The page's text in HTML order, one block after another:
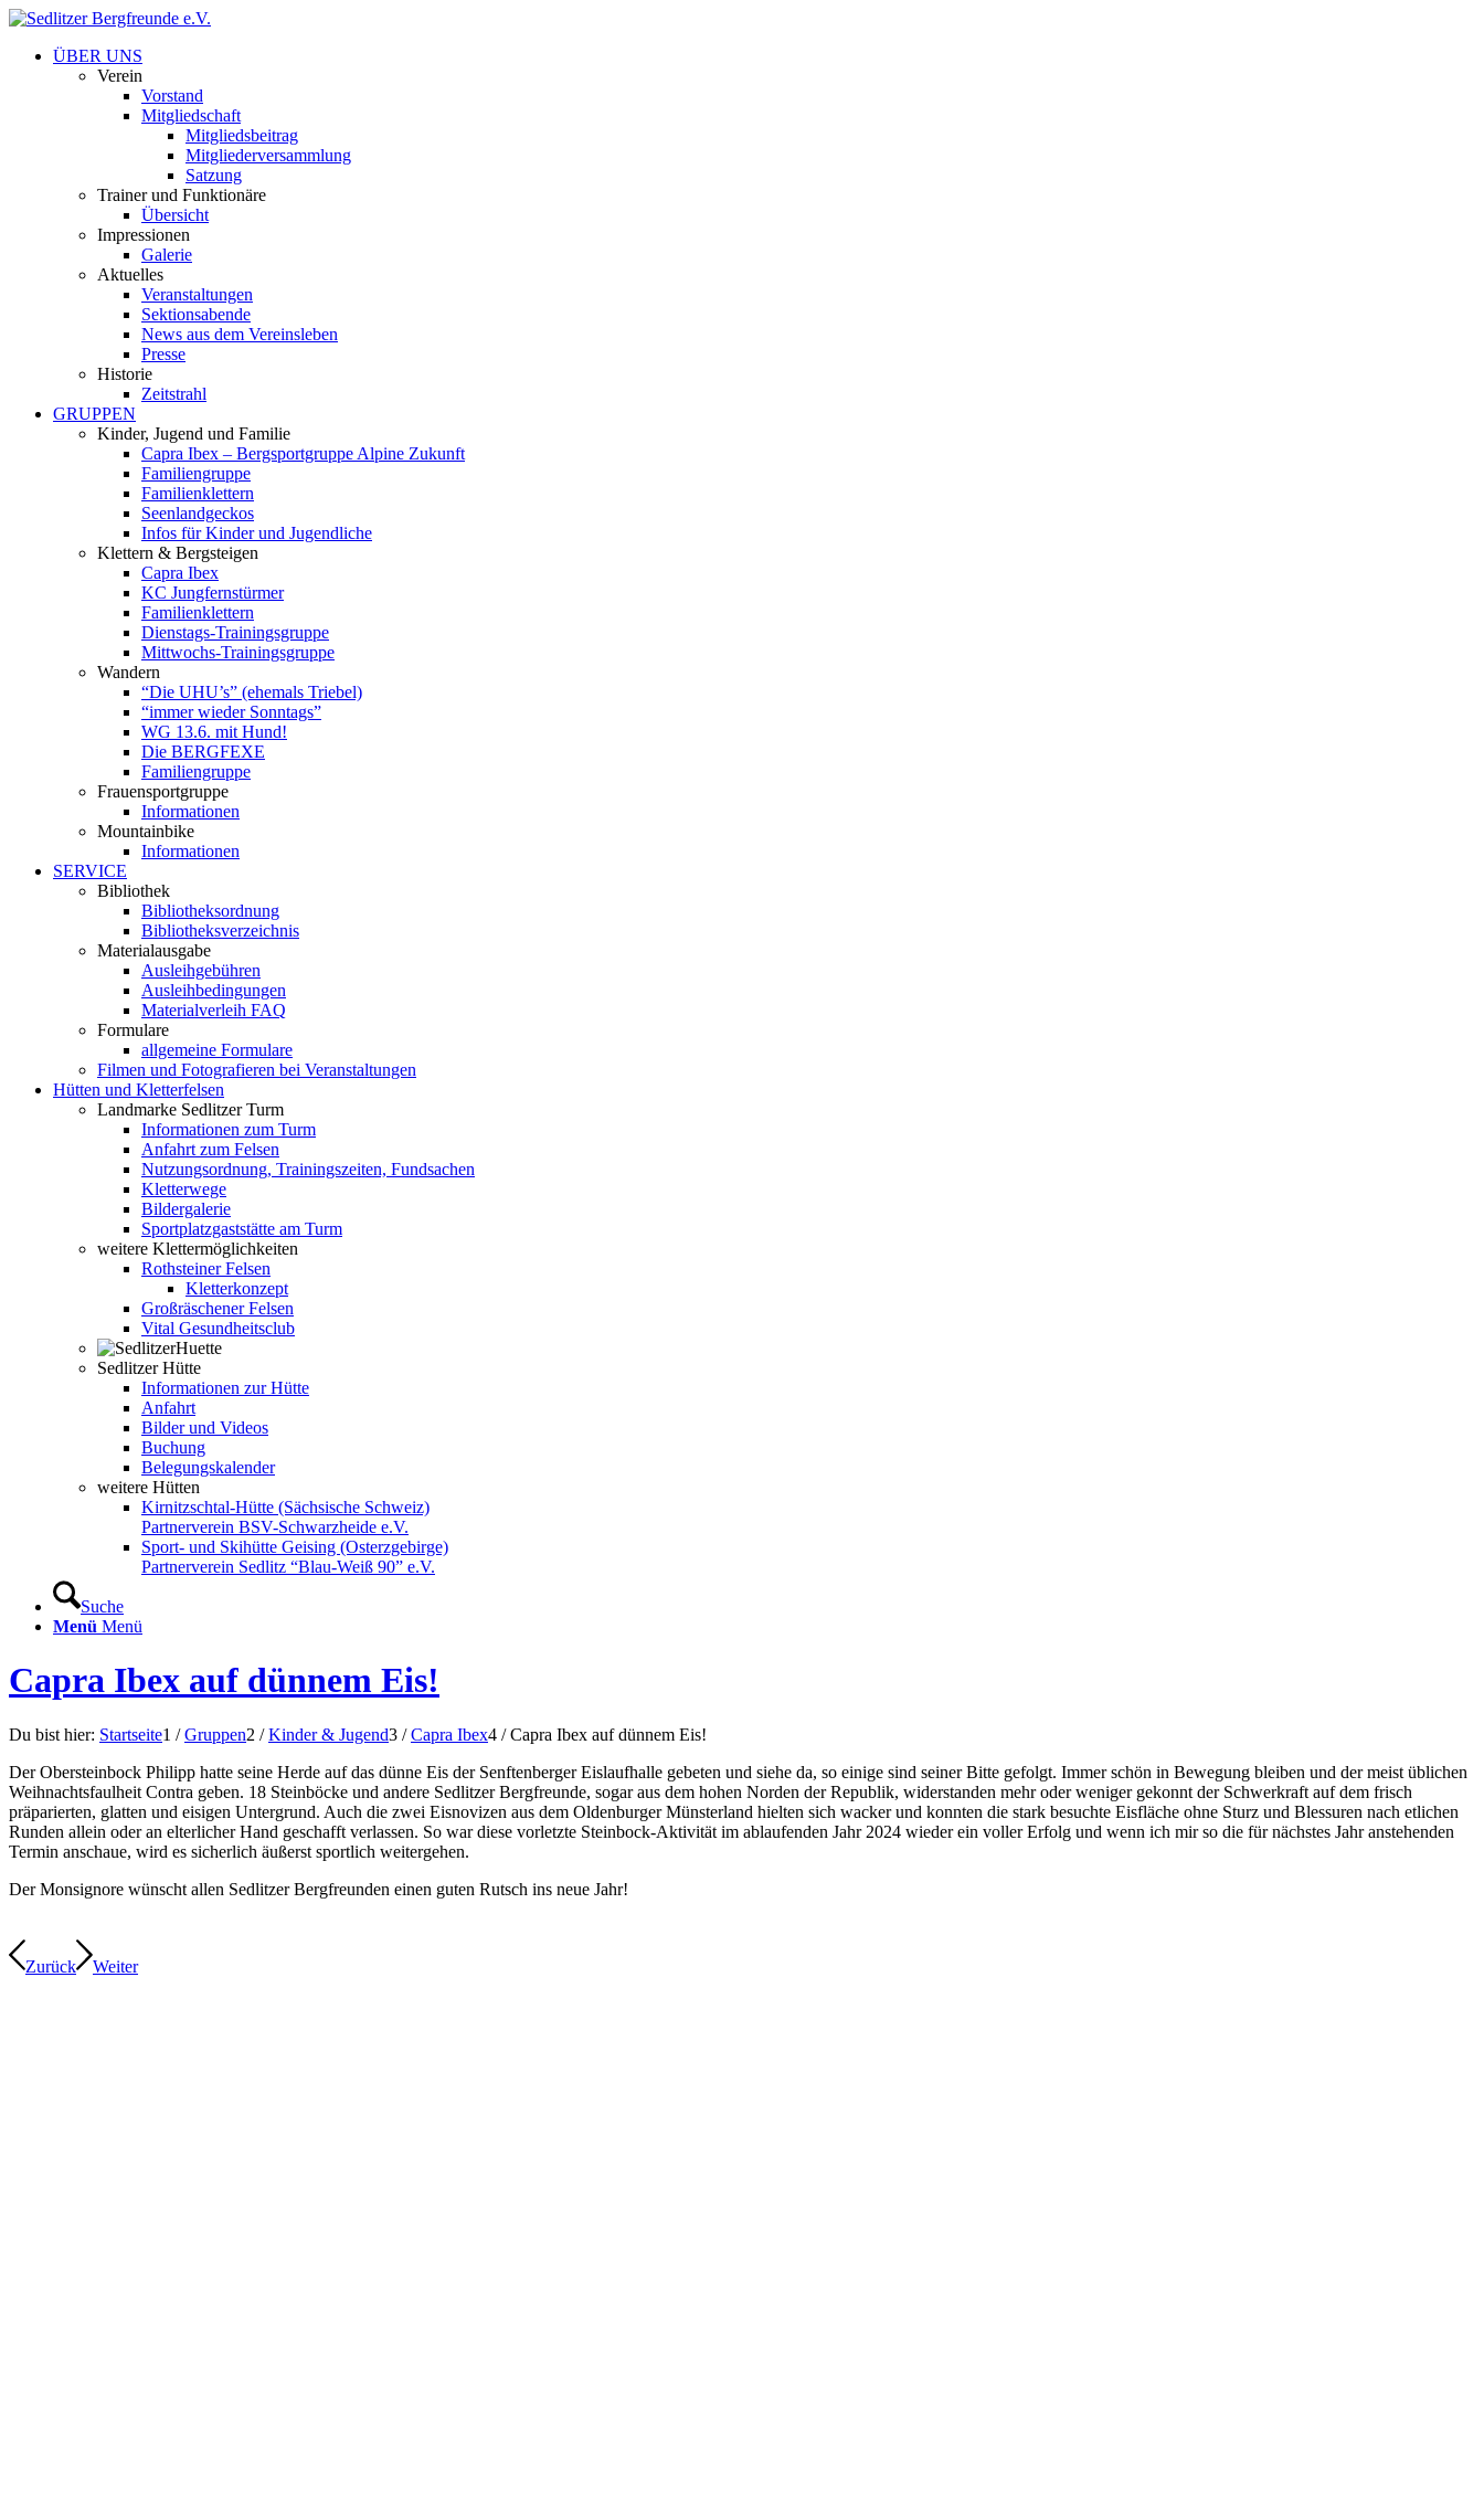
ÜBER UNS
Verein
Vorstand
Mitgliedschaft
Mitgliedsbeitrag
Mitgliederversammlung
Satzung
Trainer und Funktionäre
Übersicht
Impressionen
Galerie
Aktuelles
Veranstaltungen
Sektionsabende
News aus dem Vereinsleben
Presse
Historie
Zeitstrahl
GRUPPEN
Kinder, Jugend und Familie
Capra Ibex – Bergsportgruppe Alpine Zukunft
Familiengruppe
Familienklettern
Seenlandgeckos
Infos für Kinder und Jugendliche
Klettern & Bergsteigen
Capra Ibex
KC Jungfernstürmer
Familienklettern
Dienstags-Trainingsgruppe
Mittwochs-Trainingsgruppe
Wandern
“Die UHU’s” (ehemals Triebel)
“immer wieder Sonntags”
WG 13.6. mit Hund!
Die BERGFEXE
Familiengruppe
Frauensportgruppe
Informationen
Mountainbike
Informationen
SERVICE
Bibliothek
Bibliotheksordnung
Bibliotheksverzeichnis
Materialausgabe
Ausleihgebühren
Ausleihbedingungen
Materialverleih FAQ
Formulare
allgemeine Formulare
Filmen und Fotografieren bei Veranstaltungen
Hütten und Kletterfelsen
Landmarke Sedlitzer Turm
Informationen zum Turm
Anfahrt zum Felsen
Nutzungsordnung, Trainingszeiten, Fundsachen
Kletterwege
Bildergalerie
Sportplatzgaststätte am Turm
weitere Klettermöglichkeiten
Rothsteiner Felsen
Kletterkonzept
Großräschener Felsen
Vital Gesundheitsclub
Sedlitzer Hütte
Informationen zur Hütte
Anfahrt
Bilder und Videos
Buchung
Belegungskalender
weitere Hütten
Kirnitzschtal-Hütte (Sächsische Schweiz)
Partnerverein BSV-Schwarzheide e.V.
Sport- und Skihütte Geising (Osterzgebirge)
Partnerverein Sedlitz “Blau-Weiß 90” e.V.
Suche
Menü Menü
Capra Ibex auf dünnem Eis!
Du bist hier: Startseite1 / Gruppen2 / Kinder & Jugend3 / Capra Ibex4 / Capra Ibex auf dünnem Eis!
Der Obersteinbock Philipp hatte seine Herde auf das dünne Eis der Senftenberger Eislaufhalle gebeten und siehe da, so einige sind seiner Bitte gefolgt. Immer schön in Bewegung bleiben und der meist üblichen
Weihnachtsfaulheit Contra geben. 18 Steinböcke und andere Sedlitzer Bergfreunde, sogar aus dem hohen Norden der Republik, widerstanden mehr oder weniger gekonnt der Schwerkraft auf dem frisch
präparierten, glatten und eisigen Untergrund. Auch die zwei Eisnovizen aus dem Oldenburger Münsterland hielten sich wacker und konnten die stark besuchte Eisfläche ohne Sturz und Blessuren nach etlichen
Runden allein oder an elterlicher Hand geschafft verlassen. So war diese vorletzte Steinbock-Aktivität im ablaufenden Jahr 2024 wieder ein voller Erfolg und wenn ich mir so die für nächstes Jahr anstehenden
Termin anschaue, wird es sicherlich äußerst sportlich weitergehen.
Der Monsignore wünscht allen Sedlitzer Bergfreunden einen guten Rutsch ins neue Jahr!
Zurück Weiter